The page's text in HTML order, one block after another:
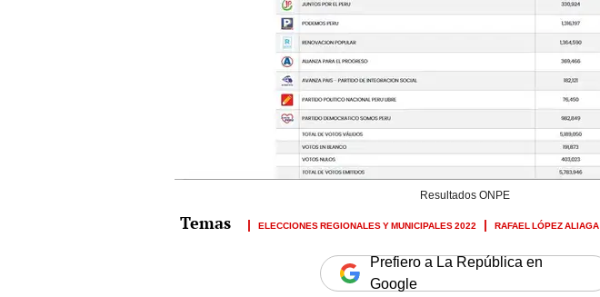
Resultados ONPE
ELECCIONES REGIONALES Y MUNICIPALES 2022 RAFAEL LÓPEZ ALIAGA
Prefiero a La República en
Google